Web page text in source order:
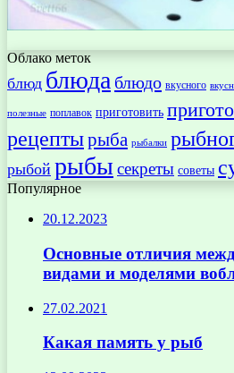
Облако меток
блюд блюда блюдо вкусного
полезные поплавок приготовить
рецептырыба рыбалки
рыбой рыбысекреты советы
Популярное
20.12.2023
Основные отличия
видами и моделями
27.02.2021
Какая память у рыб